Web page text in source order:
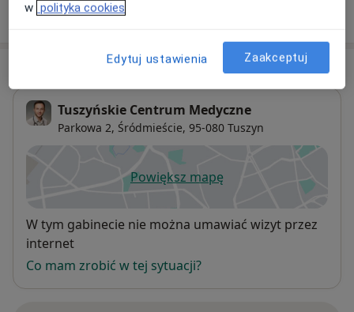
Tuszyńskie Centrum Medyczne
Parkowa 2, Śródmieście, 95-080 Tuszyn
Powiększ mapęotwiera się w nowej karcie
Dostępność
W tym gabinecie nie można umawiać wizyt przez
internet
Co mam zrobić w tej sytuacji?
w polityka cookies
Edytuj ustawienia Zaakceptuj